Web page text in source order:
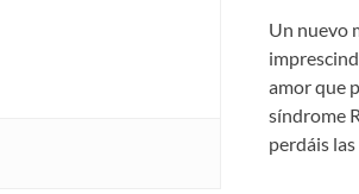
Un nuevo
amor que
síndrome
perdáis